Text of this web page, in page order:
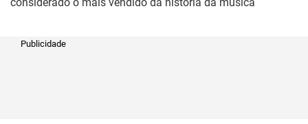
Publicidade